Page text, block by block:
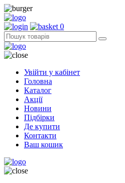
0
Увійти у кабінет
Головна
Каталог
Акції
Новини
Підбірки
Де купити
Контакти
Ваш кошик